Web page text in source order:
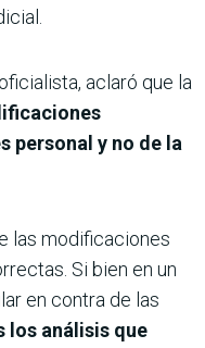
aclaró que la
personal y no de la
las modificaciones
Si bien en un
en contra de las
los análisis que